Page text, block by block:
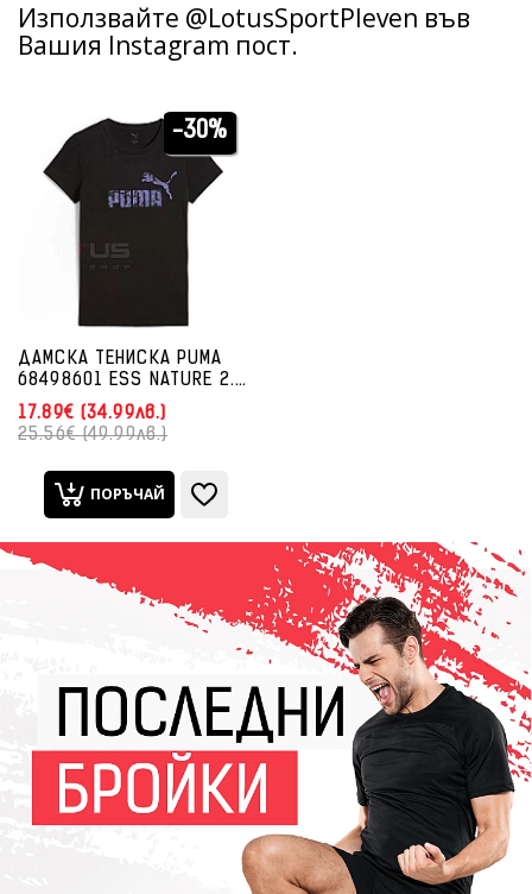
Използвайте @LotusSportPleven във
Вашия Instagram пост.
-30%
ДАМСКА ТЕНИСКА PUMA
68498601 ESS NATURE 2.0
TEE ЧЕРНА
17.89€ (34.99лв.)
25.56€ (49.99лв.)
ПОРЪЧАЙ